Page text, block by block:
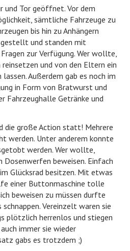
und Tor geöffnet. Vor dem
sämtliche Fahrzeuge zu
bis hin zu Anhängern
und standen mit
zur Verfügung. Wer wollte,
und von den Eltern ein
Außerdem gab es noch im
in Form von Bratwurst und
Fahrzeughalle Getränke und
die große Action statt! Mehrere
werden. Unter anderem konnte
werden. Wer wollte,
Dosenwerfen beweisen. Einfach
Glücksrad besitzen. Mit etwas
einer Buttonmaschine tolle
beweisen zu müssen durfte
Vereinzelt waren sie
plötzlich herrenlos und stiegen
immer sie wieder
gabs es trotzdem ;)